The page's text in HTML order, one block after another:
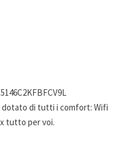
dotato di tutti i comfort: Wifi
tutto per voi.